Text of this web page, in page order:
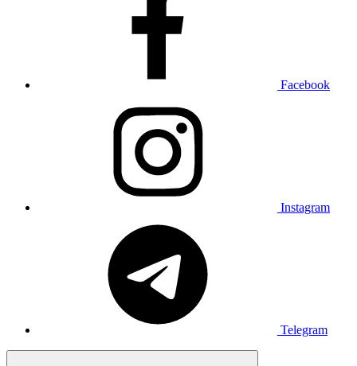
Facebook
Instagram
Telegram